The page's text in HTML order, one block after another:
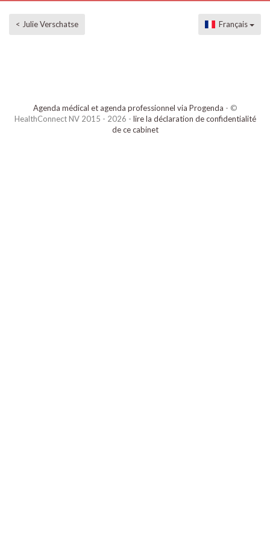
< Julie Verschatse Français
Agenda médical et agenda professionnel via Progenda - ©
HealthConnect NV 2015 - 2026 - lire la déclaration de confidentialité
de ce cabinet